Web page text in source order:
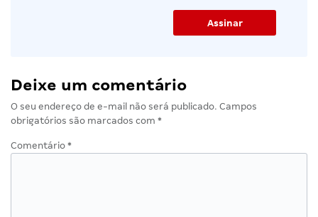
Deixe um comentário
O seu endereço de e-mail não será publicado. Campos
obrigatórios são marcados com *
Comentário *